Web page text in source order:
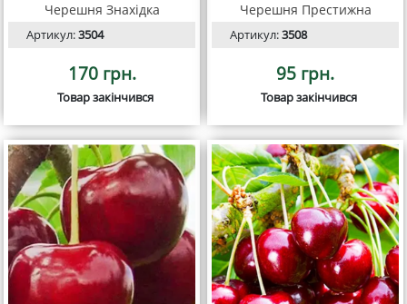
Черешня Знахідка
Артикул:3504
170 грн.
Товар закінчився
Черешня Престижна
Артикул:3508
95 грн.
Товар закінчився